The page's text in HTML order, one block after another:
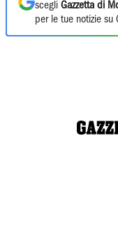
scegli Gazzetta di
per le tue notizie su